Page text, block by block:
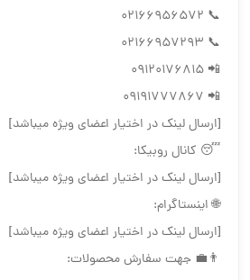
📞 02166956572
📞 02166957293
📲 09120176815
📲 09191777867
[ارسال لینک در اختیار اعضای ویژه میباشد]
😴 کانال روبیکا:
[ارسال لینک در اختیار اعضای ویژه میباشد]
🌐 اینستاگرام:
[ارسال لینک در اختیار اعضای ویژه میباشد]
👨‍💼 جهت سفارش محصولات: